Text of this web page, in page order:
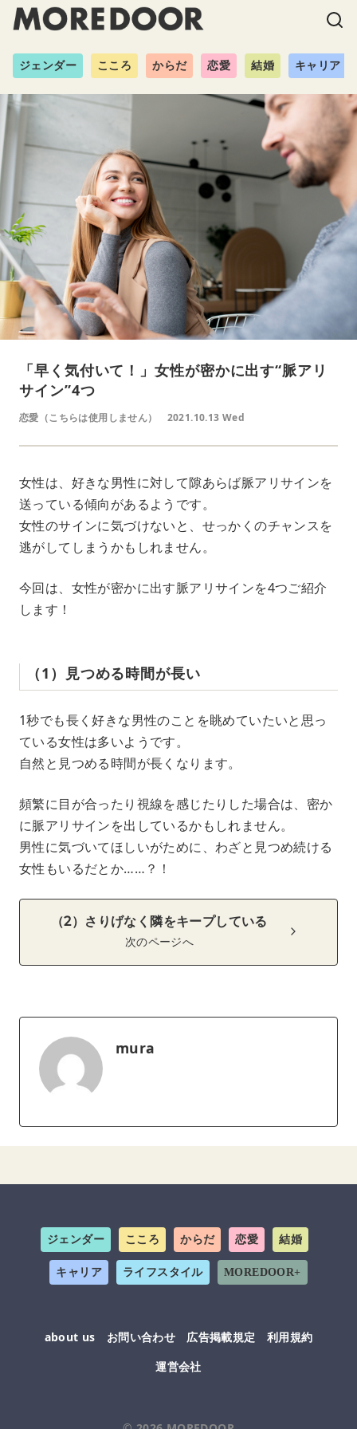
ジェンダー こころ からだ 恋愛 結婚 キャリア
「早く気付いて！」女性が密かに出す“脈アリ
サイン”4つ
恋愛（こちらは使用しません） 2021.10.13 Wed
女性は、好きな男性に対して隙あらば脈アリサインを
送っている傾向があるようです。
女性のサインに気づけないと、せっかくのチャンスを
逃がしてしまうかもしれません。
今回は、女性が密かに出す脈アリサインを4つご紹介
します！
（1）見つめる時間が長い
1秒でも長く好きな男性のことを眺めていたいと思っ
ている女性は多いようです。
自然と見つめる時間が長くなります。
頻繁に目が合ったり視線を感じたりした場合は、密か
に脈アリサインを出しているかもしれません。
男性に気づいてほしいがために、わざと見つめ続ける
女性もいるだとか……？！
（2）さりげなく隣をキープしている
次のページへ
mura
ジェンダー こころ からだ 恋愛 結婚
キャリア ライフスタイル MOREDOOR+
about us お問い合わせ 広告掲載規定
利用規約
運営会社